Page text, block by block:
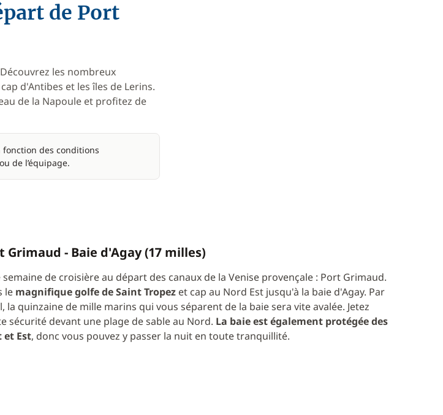
de Port
les nombreux
d'Antibes et les îles de Lerins.
de la Napoule et profitez de
des conditions
de l’équipage.
Grimaud - Baie d'Agay (17 milles)
de croisière au départ des canaux de la Venise provençale : Port Grimaud.
le magnifique golfe de Saint Tropez et cap au Nord Est jusqu'à la baie d'Agay. Par
la quinzaine de mille marins qui vous séparent de la baie sera vite avalée. Jetez
sécurité devant une plage de sable au Nord. La baie est également protégée des
et Est, donc vous pouvez y passer la nuit en toute tranquillité.